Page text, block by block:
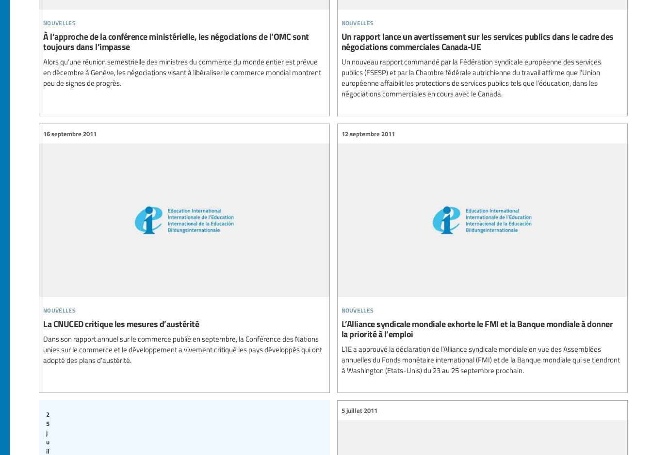
nouvelles
À l’approche de la conférence ministérielle, les négociations de l’OMC sont
toujours dans l’impasse
Alors qu’une réunion semestrielle des ministres du commerce du monde entier est prévue
en décembre à Genève, les négociations visant à libéraliser le commerce mondial montrent
peu de signes de progrès.
nouvelles
Un rapport lance un avertissement sur les services publics dans le cadre des
négociations commerciales Canada-UE
Un nouveau rapport commandé par la Fédération syndicale européenne des services
publics (FSESP) et par la Chambre fédérale autrichienne du travail affirme que l’Union
européenne affaiblit les protections de services publics tels que l’éducation, dans les
négociations commerciales en cours avec le Canada.
nouvelles
16 septembre 2011
La CNUCED critique les mesures d’austérité
Dans son rapport annuel sur le commerce publié en septembre, la Conférence des Nations
unies sur le commerce et le développement a vivement critiqué les pays développés qui ont
adopté des plans d’austérité.
nouvelles
12 septembre 2011
L’Alliance syndicale mondiale exhorte le FMI et la Banque mondiale à donner
la priorité à l’emploi
L’IE a approuvé la déclaration de l’Alliance syndicale mondiale en vue des Assemblées
annuelles du Fonds monétaire international (FMI) et de la Banque mondiale qui se tiendront
à Washington (Etats-Unis) du 23 au 25 septembre prochain.
2
5
j
u
il
5 juillet 2011